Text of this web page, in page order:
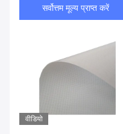
सर्वोत्तम मूल्य प्राप्त करें
वीडियो